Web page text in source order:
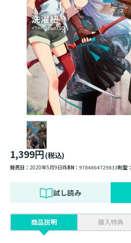
1,399円(税込)
発売日： 2020年5月9日ISBN： 9784864729833判型：
試し読み
商品説明 購入特典